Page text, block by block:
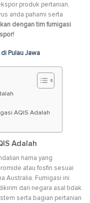
produk pertanian,
anda pahami serta
dengan tim fumigasi
Pulau Jawa
AQIS Adalah
Adalah
hama yang
atau fosfin sesuai
Australia. Fumigasi ini
dari negara asal tidak
serta bagian pertanian